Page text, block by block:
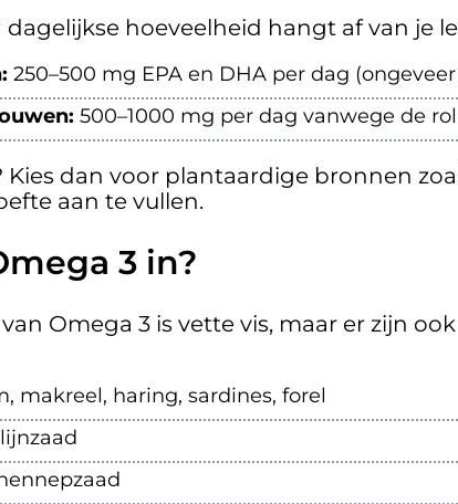
dagelijkse hoeveelheid hangt af van je
250–500 mg EPA en DHA per dag
500–1000 mg per dag vanwege de
Kies dan voor plantaardige bronnen
aan te vullen.
3 in?
Omega 3 is vette vis, maar er zijn
makreel, haring, sardines, forel